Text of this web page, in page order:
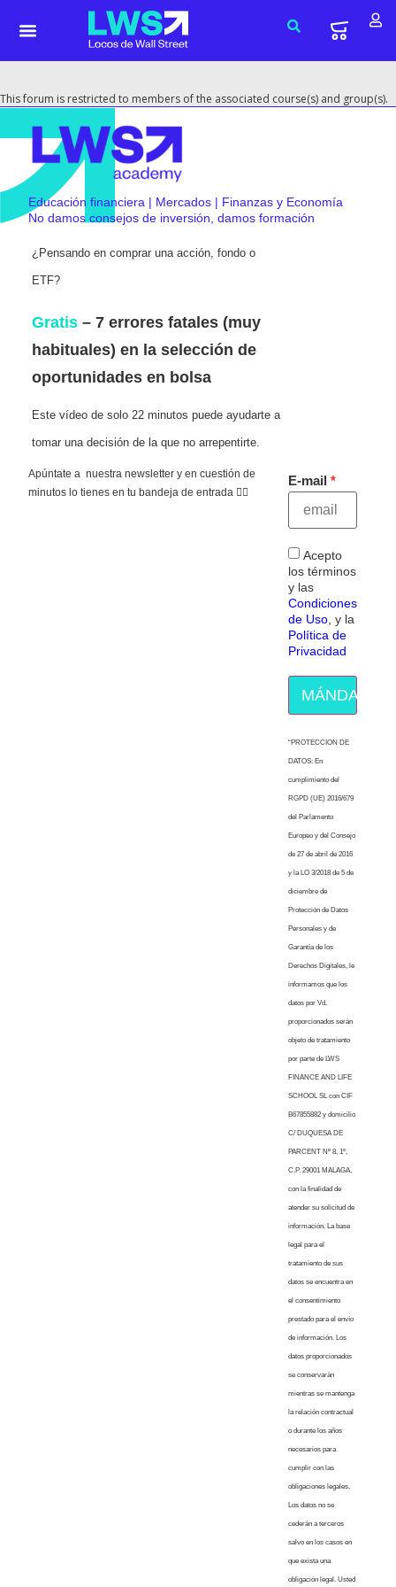
This forum is restricted to members of the associated course(s) and group(s).
Educación financiera | Mercados | Finanzas y Economía
No damos consejos de inversión, damos formación
¿Pensando en comprar una acción, fondo o
ETF?
Gratis – 7 errores fatales (muy
habituales) en la selección de
oportunidades en bolsa
Este vídeo de solo 22 minutos puede ayudarte a
tomar una decisión de la que no arrepentirte.
Apúntate a nuestra newsletter y en cuestión de
minutos lo tienes en tu bandeja de entrada 👇🏻
E-mail
Acepto
los términos
y las
Condiciones
de Uso, y la
Política de
Privacidad
MÁNDAME
“PROTECCION DE
DATOS: En
cumplimiento del
RGPD (UE) 2016/679
del Parlamento
Europeo y del Consejo
de 27 de abril de 2016
y la LO 3/2018 de 5 de
diciembre de
Protección de Datos
Personales y de
Garantía de los
Derechos Digitales, le
informamos que los
datos por Vd.
proporcionados serán
objeto de tratamiento
por parte de LWS
FINANCE AND LIFE
SCHOOL SL con CIF
B67855882 y domicilio
C/ DUQUESA DE
PARCENT Nº 8, 1º,
C.P. 29001 MALAGA,
con la finalidad de
atender su solicitud de
información. La base
legal para el
tratamiento de sus
datos se encuentra en
el consentimiento
prestado para el envío
de información. Los
datos proporcionados
se conservarán
mientras se mantenga
la relación contractual
o durante los años
necesarios para
cumplir con las
obligaciones legales.
Los datos no se
cederán a terceros
salvo en los casos en
que exista una
obligación legal. Usted